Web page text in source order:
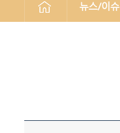
뉴스/이슈